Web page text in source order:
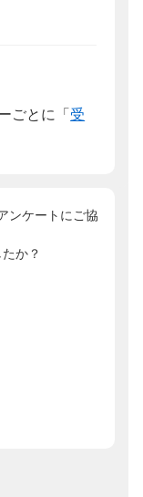
ごとに「 受
ンケートにご協
か？